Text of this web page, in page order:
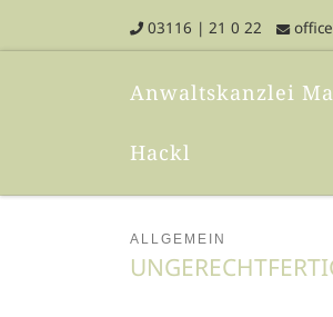
Skip to content 03116 | 21 0 22
Anwaltskanzlei
Hackl
ALLGEMEIN